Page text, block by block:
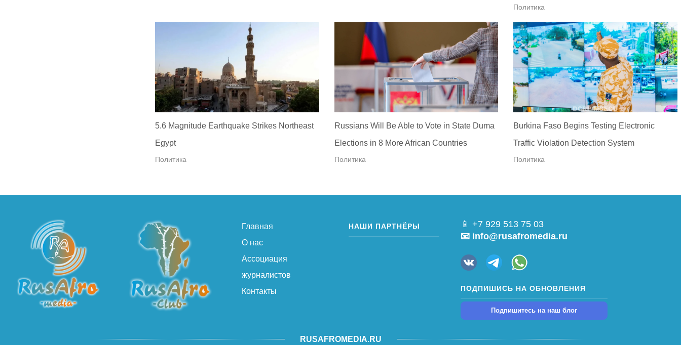
Политика
5.6 Magnitude Earthquake Strikes Northeast
Egypt
Политика
Russians Will Be Able to Vote in State Duma
Elections in 8 More African Countries
Политика
Burkina Faso Begins Testing Electronic
Traffic Violation Detection System
Политика
Главная
О нас
Ассоциация
журналистов
Контакты
НАШИ ПАРТНЁРЫ
📱 +7 929 513 75 03
📧 info@rusafromedia.ru
ПОДПИШИСЬ НА ОБНОВЛЕНИЯ
Подпишитесь на наш блог
RUSAFROMEDIA.RU